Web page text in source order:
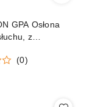
GPA Osłona
z
(0)